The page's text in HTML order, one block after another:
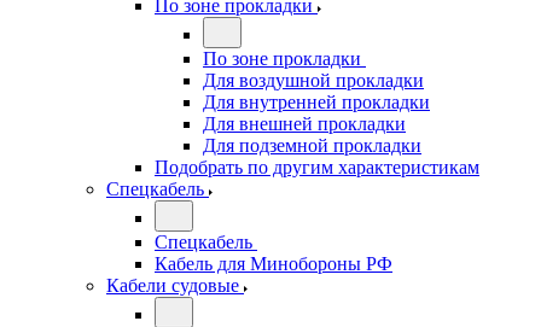
По зоне прокладки
По зоне прокладки
Для воздушной прокладки
Для внутренней прокладки
Для внешней прокладки
Для подземной прокладки
Подобрать по другим характеристикам
Спецкабель
Спецкабель
Кабель для Минобороны РФ
Кабели судовые